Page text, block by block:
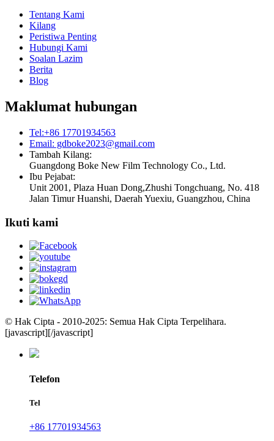
Tentang Kami
Kilang
Peristiwa Penting
Hubungi Kami
Soalan Lazim
Berita
Blog
Maklumat hubungan
Tel:+86 17701934563
Email: gdboke2023@gmail.com
Tambah Kilang:
Guangdong Boke New Film Technology Co., Ltd.
Ibu Pejabat:
Unit 2001, Plaza Huan Dong,Zhushi Tongchuang, No. 418
Jalan Timur Huanshi, Daerah Yuexiu, Guangzhou, China
Ikuti kami
© Hak Cipta - 2010-2025: Semua Hak Cipta Terpelihara.
[javascript][/javascript]
Telefon
Tel
+86 17701934563